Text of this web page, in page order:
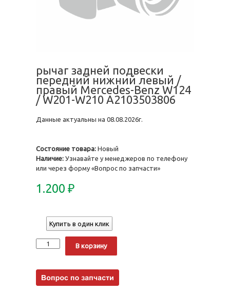
рычаг задней подвески
передний нижний левый /
правый Mercedes-Benz W124
/ W201-W210 A2103503806
Данные актуальны на 08.08.2026г.
Состояние товара: Новый
Наличие: Узнавайте у менеджеров по телефону
или через форму «Вопрос по запчасти»
1.200 ₽
Купить в один клик
Количество
В корзину